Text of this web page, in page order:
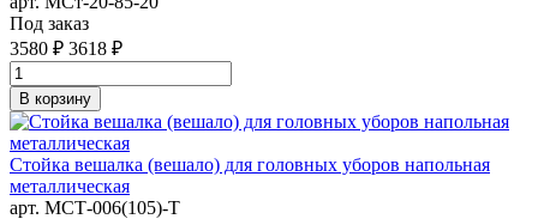
Под заказ
3580 ₽ 3618 ₽
В корзину
Стойка вешалка (вешало) для головных уборов напольная
металлическая
арт. MСТ-006(105)-Т